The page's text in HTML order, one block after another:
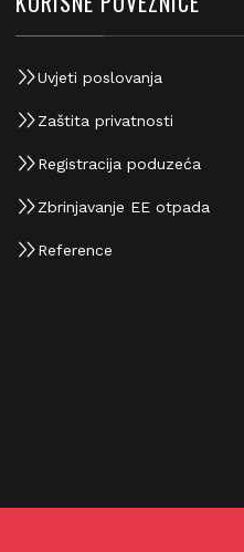
Uvjeti poslovanja
Zaštita privatnosti
Registracija poduzeća
Zbrinjavanje EE otpada
Reference